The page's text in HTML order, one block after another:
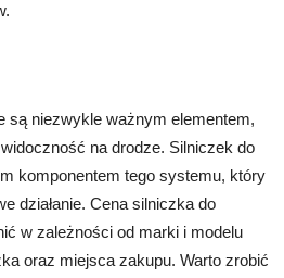
są niezwykle ważnym elementem,
na drodze. Silniczek do
komponentem tego systemu, który
działanie. Cena silniczka do
w zależności od marki i modelu
oraz miejsca zakupu. Warto zrobić